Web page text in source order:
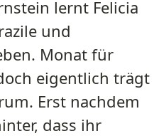
lernt Felicia
und
Monat für
eigentlich trägt
Erst nachdem
dass ihr